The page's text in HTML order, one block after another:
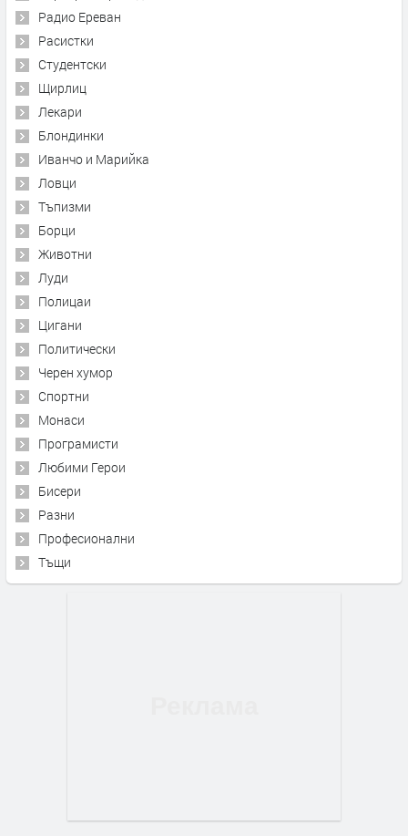
Радио Ереван
Расистки
Студентски
Щирлиц
Лекари
Блондинки
Иванчо и Марийка
Ловци
Тъпизми
Борци
Животни
Луди
Полицаи
Цигани
Политически
Черен хумор
Спортни
Монаси
Програмисти
Любими Герои
Бисери
Разни
Професионални
Тъщи